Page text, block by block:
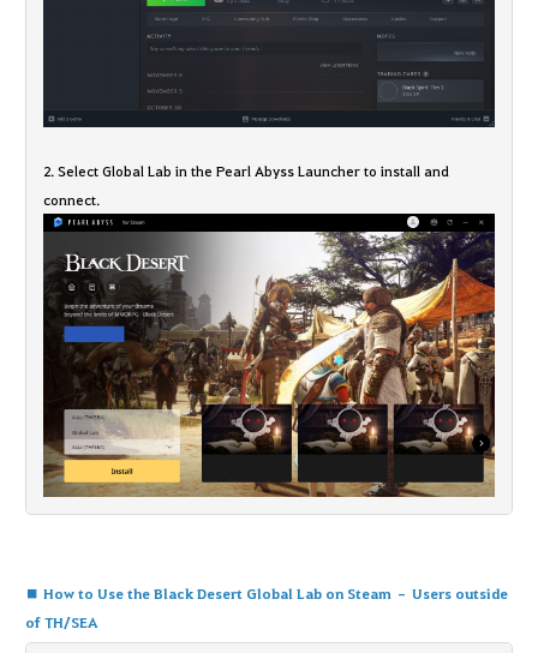
2. Select Global Lab in the Pearl Abyss Launcher to install and
connect.
■ How to Use the Black Desert Global Lab on Steam – Users outside
of TH/SEA